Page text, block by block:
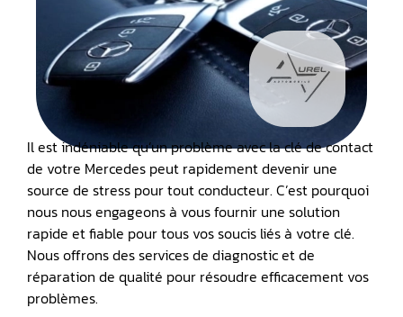
Il est indéniable qu’un problème avec la clé de contact
de votre Mercedes peut rapidement devenir une
source de stress pour tout conducteur. C’est pourquoi
nous nous engageons à vous fournir une solution
rapide et fiable pour tous vos soucis liés à votre clé.
Nous offrons des services de diagnostic et de
réparation de qualité pour résoudre efficacement vos
problèmes.